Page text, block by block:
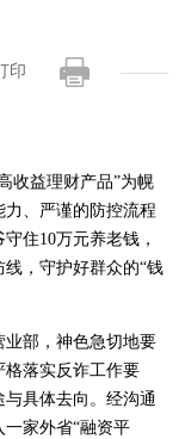
印
益理财产品”为幌
、严谨的防控流程
住10万元养老钱，
，守护好群众的“钱
部，神色急切地要
格落实反诈工作要
具体去向。经沟通
家外省“融资平